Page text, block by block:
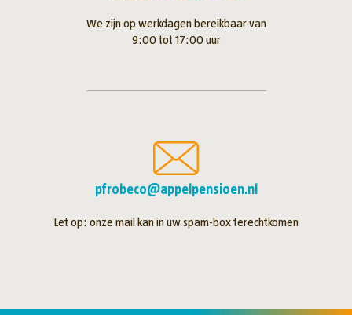
We zijn op werkdagen bereikbaar van
9:00 tot 17:00 uur
pfrobeco@appelpensioen.nl
Let op: onze mail kan in uw spam-box terechtkomen